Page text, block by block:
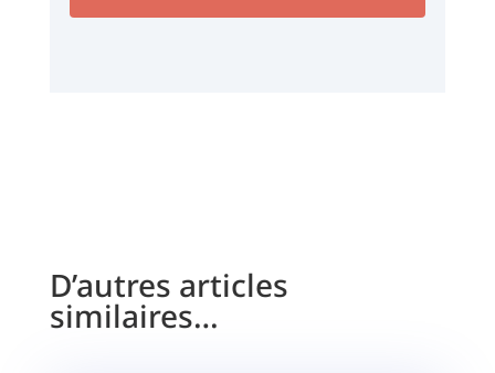
D’autres articles
similaires…